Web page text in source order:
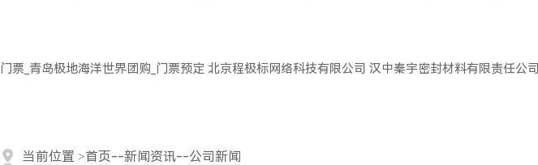
门票_青岛极地海洋世界团购_门票预定 北京程极标网络科技有限公司 汉中秦宇密封材料有限责任公司
当前位置 >首页--新闻资讯--公司新闻